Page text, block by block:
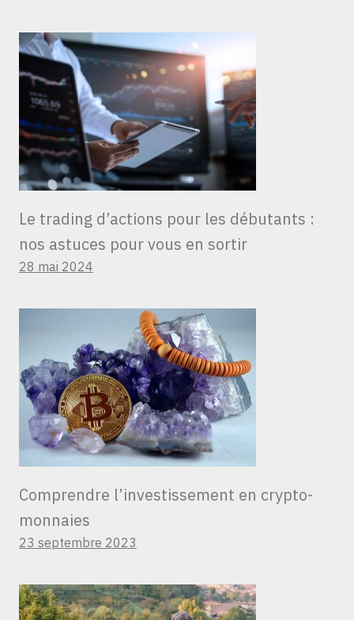
Le trading d’actions pour les débutants :
nos astuces pour vous en sortir
28 mai 2024
Comprendre l’investissement en crypto-
monnaies
23 septembre 2023